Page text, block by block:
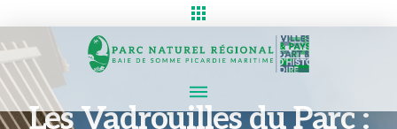
Les Vadrouilles du Parc :